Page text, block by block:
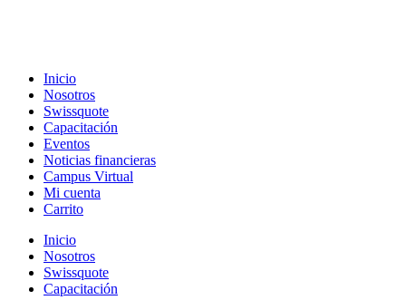
Inicio
Nosotros
Swissquote
Capacitación
Eventos
Noticias financieras
Campus Virtual
Mi cuenta
Carrito
Inicio
Nosotros
Swissquote
Capacitación